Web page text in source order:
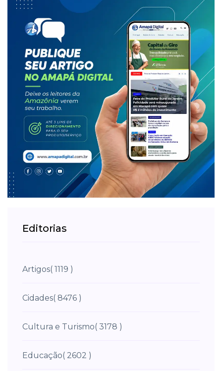
Editorias
Artigos( 1119 )
Cidades( 8476 )
Cultura e Turismo( 3178 )
Educação( 2602 )